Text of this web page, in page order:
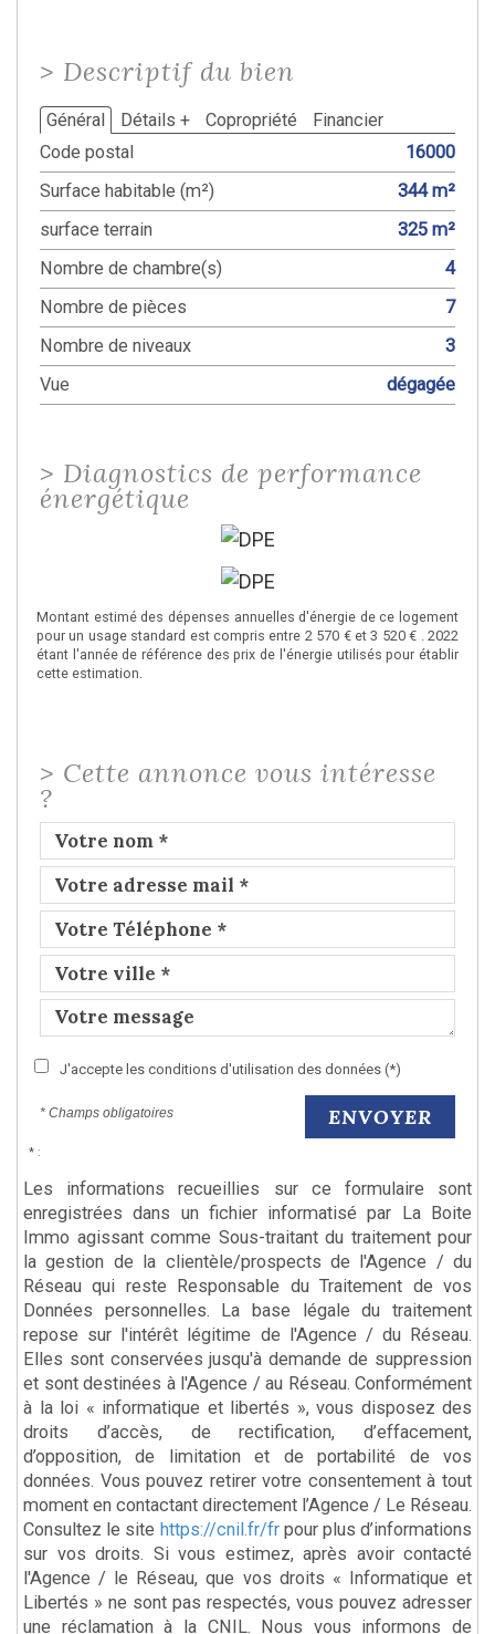
> Descriptif du bien
Général Détails + Copropriété
Financier
Code postal
16000
Surface habitable (m²)
344 m²
surface terrain
325 m²
Nombre de chambre(s)
4
Nombre de pièces
7
Nombre de niveaux
3
Vue
dégagée
> Diagnostics de performance
énergétique
Montant estimé des dépenses annuelles d'énergie de ce logement
pour un usage standard est compris entre 2 570 € et 3 520 € . 2022
étant l'année de référence des prix de l'énergie utilisés pour établir
cette estimation.
> Cette annonce vous intéresse
?
J'accepte les conditions d'utilisation des données (*)
* Champs obligatoires ENVOYER
* :
Les informations recueillies sur ce formulaire sont
enregistrées dans un fichier informatisé par La Boite
Immo agissant comme Sous-traitant du traitement pour
la gestion de la clientèle/prospects de l'Agence / du
Réseau qui reste Responsable du Traitement de vos
Données personnelles. La base légale du traitement
repose sur l'intérêt légitime de l'Agence / du Réseau.
Elles sont conservées jusqu'à demande de suppression
et sont destinées à l'Agence / au Réseau. Conformément
à la loi « informatique et libertés », vous disposez des
droits d’accès, de rectification, d’effacement,
d’opposition, de limitation et de portabilité de vos
données. Vous pouvez retirer votre consentement à tout
moment en contactant directement l’Agence / Le Réseau.
Consultez le site https://cnil.fr/frpour plus d’informations
sur vos droits. Si vous estimez, après avoir contacté
l'Agence / le Réseau, que vos droits « Informatique et
Libertés » ne sont pas respectés, vous pouvez adresser
une réclamation à la CNIL. Nous vous informons de